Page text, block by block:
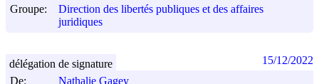
Groupe:
Direction des libertés publiques et des affaires
juridiques
De: Nathalie Gagey
délégation de signature 15/12/2022